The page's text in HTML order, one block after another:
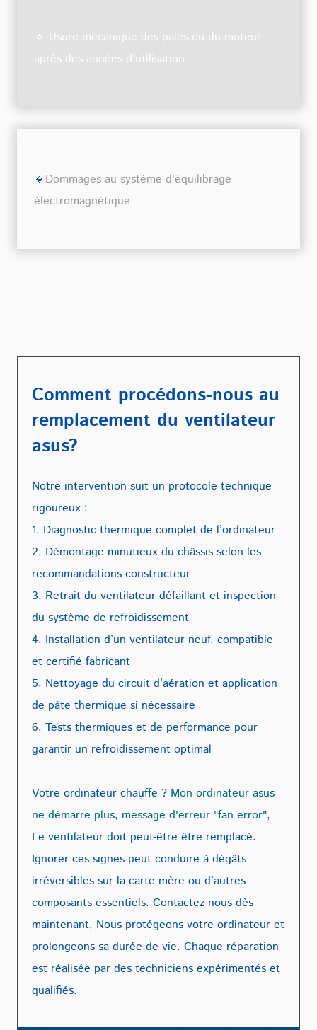
🔹 Usure mécanique des pales ou du moteur
après des années d’utilisation
🔹 Dommages au système d'équilibrage
électromagnétique
Comment procédons-nous au
remplacement du ventilateur
asus?
Notre intervention suit un protocole technique
rigoureux :
1. Diagnostic thermique complet de l’ordinateur
2. Démontage minutieux du châssis selon les
recommandations constructeur
3. Retrait du ventilateur défaillant et inspection
du système de refroidissement
4. Installation d’un ventilateur neuf, compatible
et certifié fabricant
5. Nettoyage du circuit d’aération et application
de pâte thermique si nécessaire
6. Tests thermiques et de performance pour
garantir un refroidissement optimal
Votre ordinateur chauffe ? Mon ordinateur asus
ne démarre plus, message d'erreur "fan error",
Le ventilateur doit peut-être être remplacé.
Ignorer ces signes peut conduire à dégâts
irréversibles sur la carte mère ou d’autres
composants essentiels. Contactez-nous dès
maintenant, Nous protégeons votre ordinateur et
prolongeons sa durée de vie. Chaque réparation
est réalisée par des techniciens expérimentés et
qualifiés.